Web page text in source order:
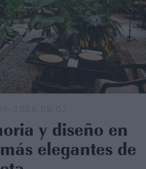
y diseño en
elegantes de